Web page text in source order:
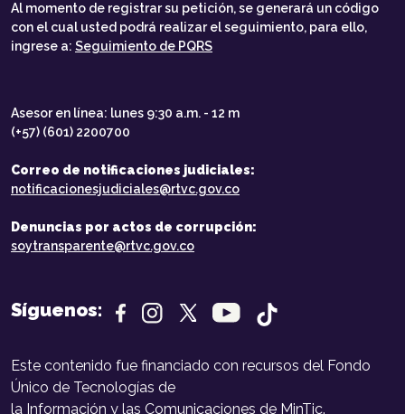
Al momento de registrar su petición, se generará un código
con el cual usted podrá realizar el seguimiento, para ello,
ingrese a: Seguimiento de PQRS
Asesor en línea: lunes 9:30 a.m. - 12 m
(+57) (601) 2200700
Correo de notificaciones judiciales:
notificacionesjudiciales@rtvc.gov.co
Denuncias por actos de corrupción:
soytransparente@rtvc.gov.co
Síguenos:
Este contenido fue financiado con recursos del Fondo
Único de Tecnologías de
la Información y las Comunicaciones de MinTic.